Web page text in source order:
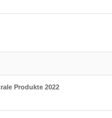
Produkte 2022